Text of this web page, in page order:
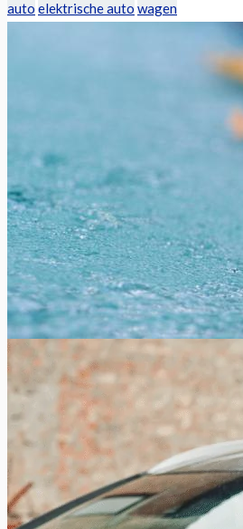
auto elektrische auto wagen